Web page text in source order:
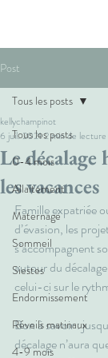
Post
Tous les posts
0-4 mois
Allaitement
Maternage
Sommeil
Siestes
Endormissement
Réveils matinaux
4-9 mois
Tous les posts
Le
les vacances
kellychampinot
6 juil. 20212 min de lecture
Famille expatriée
d’évasion, les
s’accompagnent
autour du
celui-ci sur le
Bon à savoir :
décalage n’aura